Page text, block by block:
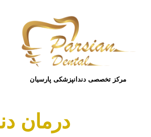
مرکز تخصصی دندانپزشکی پارسیان
درمان